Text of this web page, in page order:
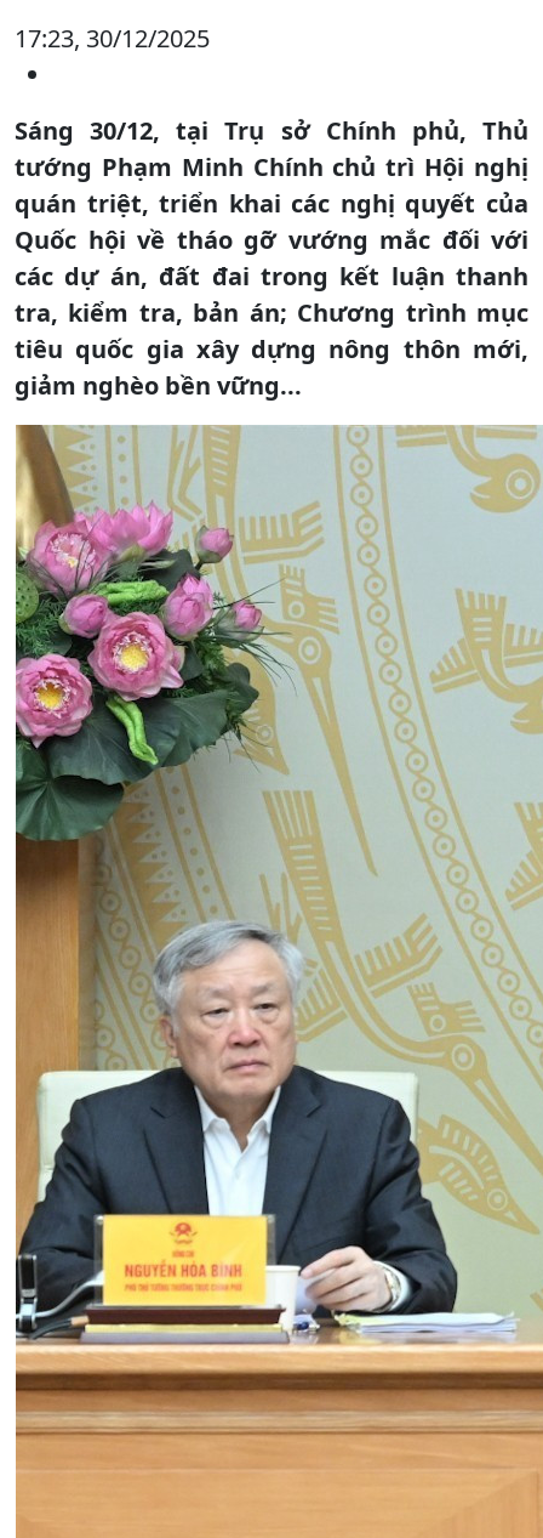
17:23, 30/12/2025
Sáng 30/12, tại Trụ sở Chính phủ, Thủ
tướng Phạm Minh Chính chủ trì Hội nghị
quán triệt, triển khai các nghị quyết của
Quốc hội về tháo gỡ vướng mắc đối với
các dự án, đất đai trong kết luận thanh
tra, kiểm tra, bản án; Chương trình mục
tiêu quốc gia xây dựng nông thôn mới,
giảm nghèo bền vững...